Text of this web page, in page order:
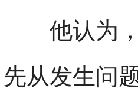
他认为，
先从发生问